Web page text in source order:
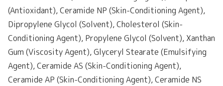
(Antioxidant), Ceramide NP (Skin-Conditioning Agent),
Dipropylene Glycol (Solvent), Cholesterol (Skin-
Conditioning Agent), Propylene Glycol (Solvent), Xanthan
Gum (Viscosity Agent), Glyceryl Stearate (Emulsifying
Agent), Ceramide AS (Skin-Conditioning Agent),
Ceramide AP (Skin-Conditioning Agent), Ceramide NS